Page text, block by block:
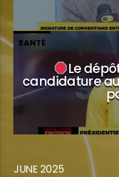
SANTÉ
Le
candidature
JUNE 2025